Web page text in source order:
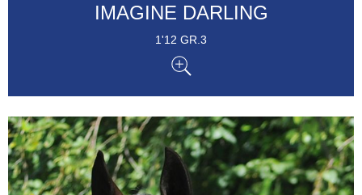
IMAGINE DARLING
1'12 GR.3